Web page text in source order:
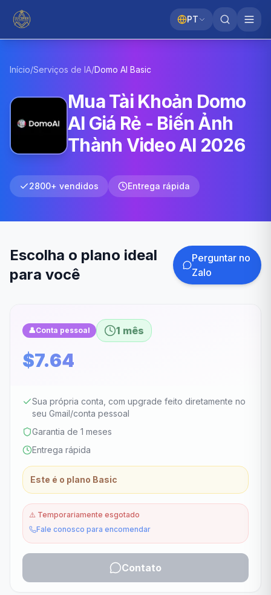
PT
Início/Serviços de IA/Domo AI Basic
Mua Tài Khoản Domo
AI Giá Rẻ - Biến Ảnh
Thành Video AI 2026
2800+ vendidos Entrega rápida
Escolha o plano ideal
para você
Perguntar no
Zalo
👤Conta pessoal 1 mês
$7.64
Sua própria conta, com upgrade feito diretamente no
seu Gmail/conta pessoal
Garantia de 1 meses
Entrega rápida
Este é o plano Basic
⚠️ Temporariamente esgotado
Fale conosco para encomendar
Contato